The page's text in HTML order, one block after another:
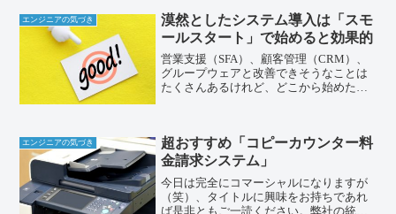
「ＴＳ－ＦＩＥＬＤ」と接続したＴＳ出
来形対応トータルステーシ...
エンジニアの気づき
漠然としたシステム導入は「スモ
ールスタート」で始めると効果的
営業支援（SFA）、顧客管理（CRM）、
グループウェアと改善できそうなことは
たくさんあるけれど、どこから始めたら
のが実状です。まずは...
エンジニアの気づき
超おすすめ「コピーカウンター料
金請求システム」
今日は完全にコマーシャルになりますが
（笑）、タイトルに興味をお持ちであれ
ば是非ともご一読ください。弊社の統合